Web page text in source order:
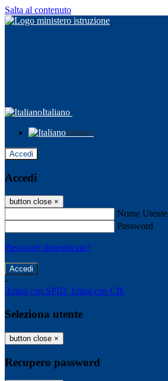
Salta al contenuto
Italiano
Italiano
Accedi
Accedi
button close ×
Nome Utente
Password
Password dimenticata?
-
Entra con SPID Entra con CIE
Seleziona utente
button close ×
Recupero password